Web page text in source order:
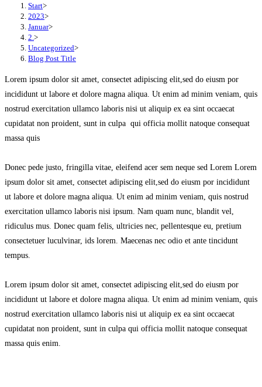
Start>
2023>
Januar>
2. >
Uncategorized>
Blog Post Title
Lorem ipsum dolor sit amet, consectet adipiscing elit,sed do eiusm por
incididunt ut labore et dolore magna aliqua. Ut enim ad minim veniam, quis
nostrud exercitation ullamco laboris nisi ut aliquip ex ea sint occaecat
cupidatat non proident, sunt in culpa qui officia mollit natoque consequat
massa quis
Donec pede justo, fringilla vitae, eleifend acer sem neque sed Lorem Lorem
ipsum dolor sit amet, consectet adipiscing elit,sed do eiusm por incididunt
ut labore et dolore magna aliqua. Ut enim ad minim veniam, quis nostrud
exercitation ullamco laboris nisi ipsum. Nam quam nunc, blandit vel,
ridiculus mus. Donec quam felis, ultricies nec, pellentesque eu, pretium
consectetuer luculvinar, ids lorem. Maecenas nec odio et ante tincidunt
tempus.
Lorem ipsum dolor sit amet, consectet adipiscing elit,sed do eiusm por
incididunt ut labore et dolore magna aliqua. Ut enim ad minim veniam, quis
nostrud exercitation ullamco laboris nisi ut aliquip ex ea sint occaecat
cupidatat non proident, sunt in culpa qui officia mollit natoque consequat
massa quis enim.